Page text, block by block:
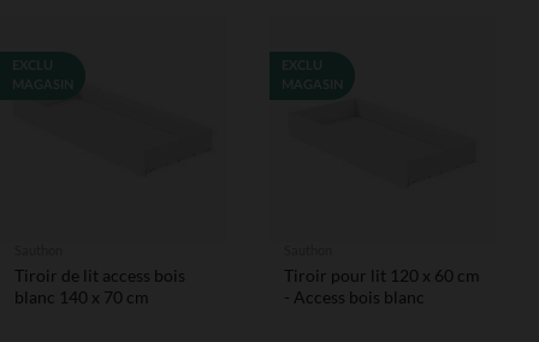
EXCLU
MAGASIN
Tiroir de lit access bois
blanc 140 x 70 cm
EXCLU
MAGASIN
Tiroir pour lit 120 x 60 cm
- Access bois blanc